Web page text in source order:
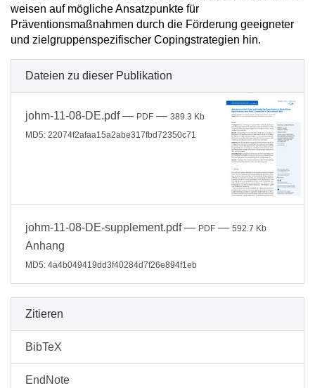
weisen auf mögliche Ansatzpunkte für
Präventionsmaßnahmen durch die Förderung geeigneter
und zielgruppenspezifischer Copingstrategien hin.
Dateien zu dieser Publikation
johm-11-08-DE.pdf— PDF — 389.3 Kb
MD5: 22074f2afaa15a2abe317fbd72350c71
johm-11-08-DE-supplement.pdf— PDF — 592.7 Kb
Anhang
MD5: 4a4b049419dd3f40284d7f26e894f1eb
Zitieren
BibTeX
EndNote